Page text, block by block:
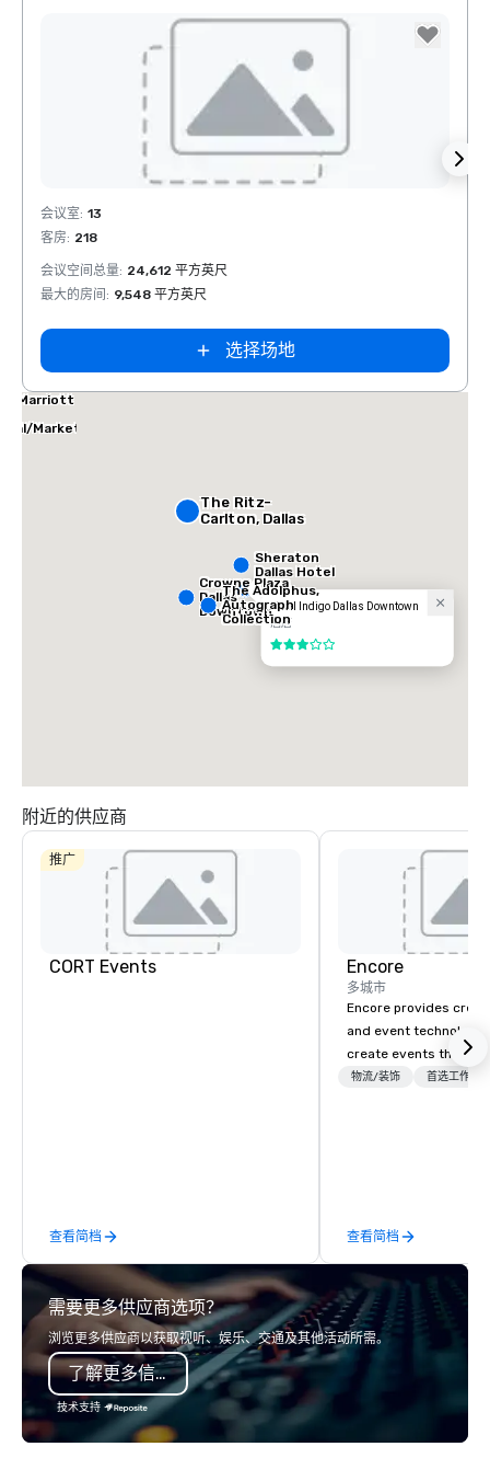
Removed from favorites
会议室: 13
客房: 218
会议空间总量: 24,612 平方英尺
最大的房间 : 9,548 平方英尺
选择场地
Hotel Indigo Dallas Downtown
酒店
3/5
The Ritz-
Carlton, Dallas
Sheraton
Dallas Hotel
Crowne Plaza
Dallas
Downtown
The Adolphus,
Autograph
Collection
Marriott
Market
附近的供应商
推广
CORT Events
查看简档
Encore
多城市
Encore provides
and event technology
create events that
creates memorable
creative, advanced
digital,
digital solutions for
in-person events of
物流/装饰 首选工作人
查看简档
需要更多供应商选项？
浏览更多供应商以获取视听、娱乐、交通及其他活动所需。
了解更多信息
技术支持